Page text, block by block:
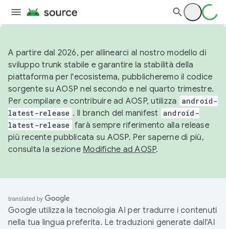
A partire dal 2026, per allinearci al nostro modello di
sviluppo trunk stabile e garantire la stabilità della
piattaforma per l'ecosistema, pubblicheremo il codice
sorgente su AOSP nel secondo e nel quarto trimestre.
Per compilare e contribuire ad AOSP, utilizza
android-
latest-release . Il branch del manifest android-
latest-release farà sempre riferimento alla release
più recente pubblicata su AOSP. Per saperne di più,
consulta la sezione Modifiche ad AOSP.
Google utilizza la tecnologia AI per tradurre i contenuti
nella tua lingua preferita. Le traduzioni generate dall'AI